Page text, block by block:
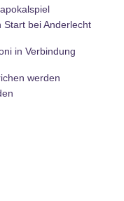
Start bei Anderlecht
in Verbindung
werden